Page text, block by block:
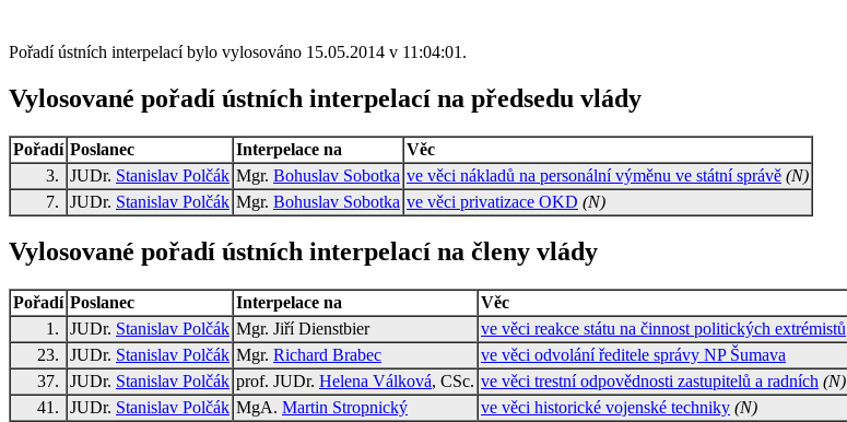
Pořadí ústních interpelací bylo vylosováno 15.05.2014 v 11:04:01.
Vylosované pořadí ústních interpelací na předsedu vlády
Pořadí Poslanec Interpelace na
Věc
3.
JUDr. Stanislav Polčák Mgr. Bohuslav Sobotka ve věci nákladů na personální výměnu ve státní správě (N)
7.
JUDr. Stanislav Polčák Mgr. Bohuslav Sobotka ve věci privatizace OKD (N)
Vylosované pořadí ústních interpelací na členy vlády
Pořadí Poslanec Interpelace na
Věc
1.
JUDr. Stanislav Polčák Mgr. Jiří Dienstbier
ve věci reakce státu na činnost politických extrémistů
23.
JUDr. Stanislav Polčák Mgr. Richard Brabec
ve věci odvolání ředitele správy NP Šumava
37.
JUDr. Stanislav Polčák prof. JUDr. Helena Válková, CSc. ve věci trestní odpovědnosti zastupitelů a radních (N)
41.
JUDr. Stanislav Polčák MgA. Martin Stropnický ve věci historické vojenské techniky (N)